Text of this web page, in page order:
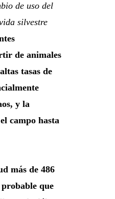
de uso del
silvestre
de animales
tasas de
y la
campo hasta
más de 486
que